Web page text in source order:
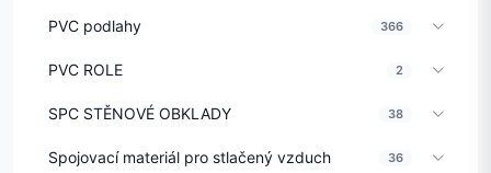
PVC podlahy 366
PVC ROLE 2
SPC STĚNOVÉ OBKLADY 38
Spojovací materiál pro stlačený vzduch 36